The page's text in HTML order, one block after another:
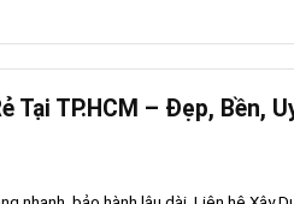
Tại TP.HCM – Đẹp, Bền,